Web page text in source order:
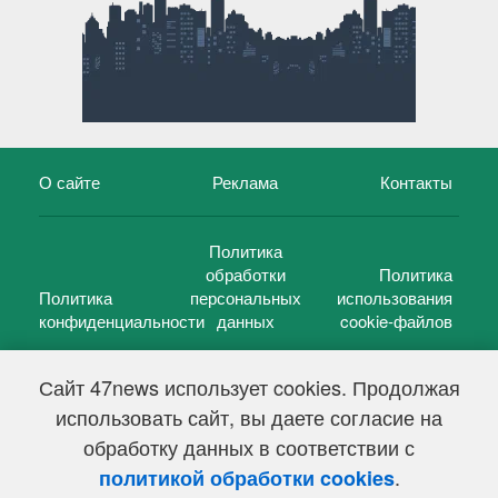
Сайт 47news использует cookies. Продолжая
использовать сайт, вы даете согласие на
обработку данных в соответствии с
политикой обработки cookies.
О сайте Реклама Контакты
Политика
конфиденциальности
Политика
обработки
персональных
данных
Политика
использования
cookie-файлов
47 новостей (47 news)2005 — 2026 г.
Свидетельство о регистрации СМИ Эл № ФС 77-39848, выдано
Федеральной службой по надзору в сфере связи,
информационных технологий и массовых коммуникаций